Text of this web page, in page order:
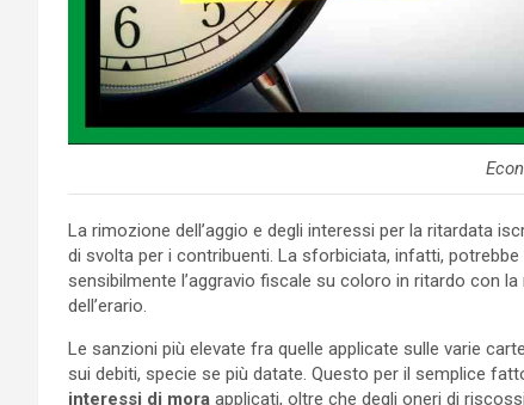
La rimozione dell’aggio e degli interessi per la ritardata
di svolta per i contribuenti. La sforbiciata, infatti,
sensibilmente l’aggravio fiscale su coloro in ritardo con
dell’erario.
Le sanzioni più elevate fra quelle applicate sulle varie
sui debiti, specie se più datate. Questo per il semplice
interessi di mora applicati, oltre che degli oneri di